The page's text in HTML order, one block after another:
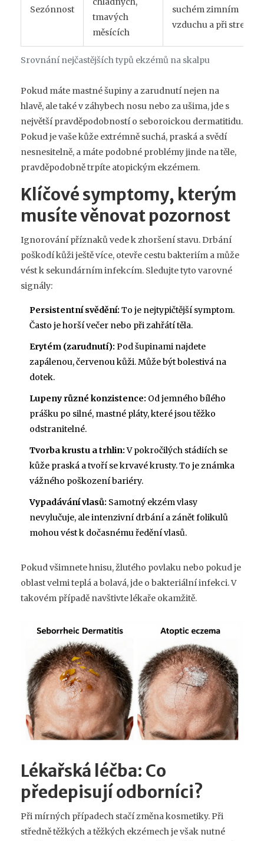
Srovnání nejčastějších typů ekzémů na skalpu
Sezónnost
tmavých
měsících
suchém zimním
vzduchu a při stresu
Pokud máte mastné šupiny a zarudnutí nejen na
hlavě, ale také v záhybech nosu nebo za ušima, jde s
největší pravděpodobností o seboroickou dermatitidu.
Pokud je vaše kůže extrémně suchá, praská a svědí
nesnesitelně, a máte podobné problémy jinde na těle,
pravděpodobně trpíte atopickým ekzémem.
Klíčové symptomy, kterým
musíte věnovat pozornost
Ignorování příznaků vede k zhoršení stavu. Drbání
poškodí kůži ještě více, otevře cestu bakteriím a může
vést k sekundárním infekcím. Sledujte tyto varovné
signály:
Persistentní svědění: To je nejtypičtější symptom.
Často je horší večer nebo při zahřátí těla.
Erytém (zarudnutí): Pod šupinami najdete
zapálenou, červenou kůži. Může být bolestivá na
dotek.
Lupeny různé konzistence: Od jemného bílého
prášku po silné, mastné pláty, které jsou těžko
odstranitelné.
Tvorba krustu a trhlin:V pokročilých stádiích se
kůže praská a tvoří se krvavé krusty. To je známka
vážného poškození bariéry.
Vypadávání vlasů: Samotný ekzém vlasy
nevylučuje, ale intenzivní drbání a zánět folikulů
mohou vést k dočasnému ředění vlasů.
Pokud všimnete hnisu, žlutého povlaku nebo pokud je
oblast velmi teplá a bolavá, jde o bakteriální infekci. V
takovém případě navštivte lékaře okamžitě.
Lékařská léčba: Co
předepisují odborníci?
Při mírných případech stačí změna kosmetiky. Při
středně těžkých a těžkých ekzémech je však nutné